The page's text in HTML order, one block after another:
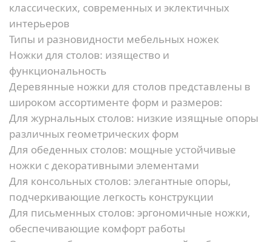
классических, современных и эклектичных
интерьеров
Типы и разновидности мебельных ножек
Ножки для столов: изящество и
функциональность
Деревянные ножки для столов представлены в
широком ассортименте форм и размеров:
Для журнальных столов: низкие изящные опоры
различных геометрических форм
Для обеденных столов: мощные устойчивые
ножки с декоративными элементами
Для консольных столов: элегантные опоры,
подчеркивающие легкость конструкции
Для письменных столов: эргономичные ножки,
обеспечивающие комфорт работы